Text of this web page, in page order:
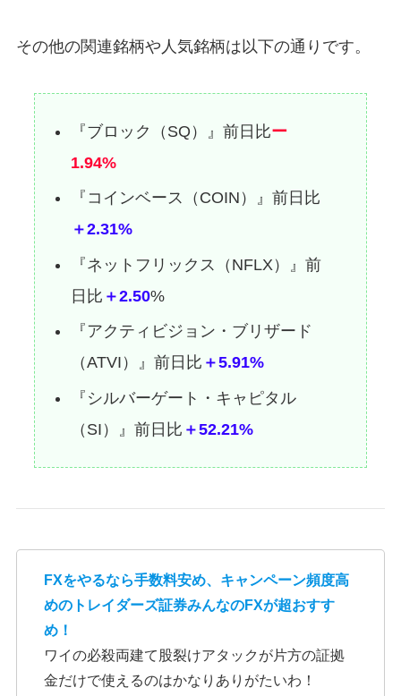
その他の関連銘柄や人気銘柄は以下の通りです。
『ブロック（SQ）』前日比ー
1.94%
『コインベース（COIN）』前日比
＋2.31%
『ネットフリックス（NFLX）』前
日比 ＋2.50%
『アクティビジョン・ブリザード
（ATVI）』前日比 ＋5.91%
『シルバーゲート・キャピタル
（SI）』前日比 ＋52.21%
FXをやるなら手数料安め、キャンペーン頻度高
めのトレイダーズ証券みんなのFXが超おすす
め！
ワイの必殺両建て股裂けアタックが片方の証拠
金だけで使えるのはかなりありがたいわ！